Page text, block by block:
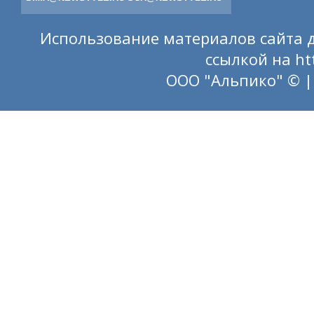
Использование материалов сайта
ссылкой на
ООО "Альпико" © |